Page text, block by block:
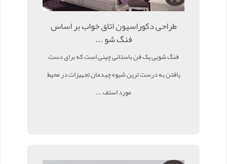
طراحی دکوراسیون اتاق خواب بر اساس
فنگ شو ...
فنگ شویی یک فن باستانی چینی است که برای دست
یافتن به درست ترین شیوه چیدمان تجهیزات در محیط
مورد استف ...